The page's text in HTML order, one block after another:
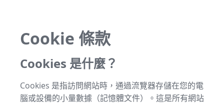
Cookie 條款
Cookies 是什麼？
Cookies 是指訪問網站時，通過流覽器存儲在您的電
腦或設備的小量數據（記憶體文件）。這是所有網站